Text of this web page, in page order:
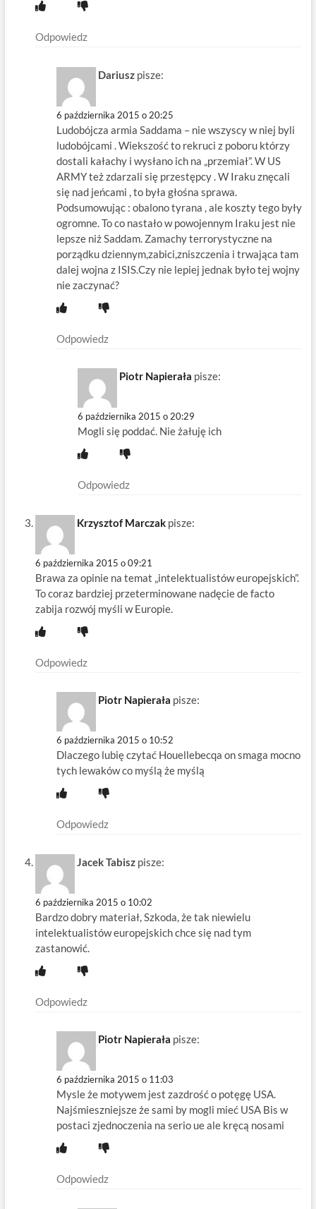
Odpowiedz
Dariusz pisze:
6 października 2015 o 20:25
Ludobójcza armia Saddama – nie wszyscy w niej byli
ludobójcami . Wiekszość to rekruci z poboru którzy
dostali kałachy i wysłano ich na „przemiał”. W US
ARMY też zdarzali się przestępcy . W Iraku znęcali
się nad jeńcami , to była głośna sprawa.
Podsumowując : obalono tyrana , ale koszty tego były
ogromne. To co nastało w powojennym Iraku jest nie
lepsze niż Saddam. Zamachy terrorystyczne na
porządku dziennym,zabici,zniszczenia i trwająca tam
dalej wojna z ISIS.Czy nie lepiej jednak było tej wojny
nie zaczynać?
Odpowiedz
Piotr Napierała pisze:
6 października 2015 o 20:29
Mogli się poddać. Nie żałuję ich
Odpowiedz
Krzysztof Marczak pisze:
6 października 2015 o 09:21
Brawa za opinie na temat „intelektualistów europejskich”.
To coraz bardziej przeterminowane nadęcie de facto
zabija rozwój myśli w Europie.
Odpowiedz
Piotr Napierała pisze:
6 października 2015 o 10:52
Dlaczego lubię czytać Houellebecqa on smaga mocno
tych lewaków co myślą że myślą
Odpowiedz
Jacek Tabisz pisze:
6 października 2015 o 10:02
Bardzo dobry materiał, Szkoda, że tak niewielu
intelektualistów europejskich chce się nad tym
zastanowić.
Odpowiedz
Piotr Napierała pisze:
6 października 2015 o 11:03
Mysle że motywem jest zazdrość o potęgę USA.
Najśmieszniejsze że sami by mogli mieć USA Bis w
postaci zjednoczenia na serio ue ale kręcą nosami
Odpowiedz